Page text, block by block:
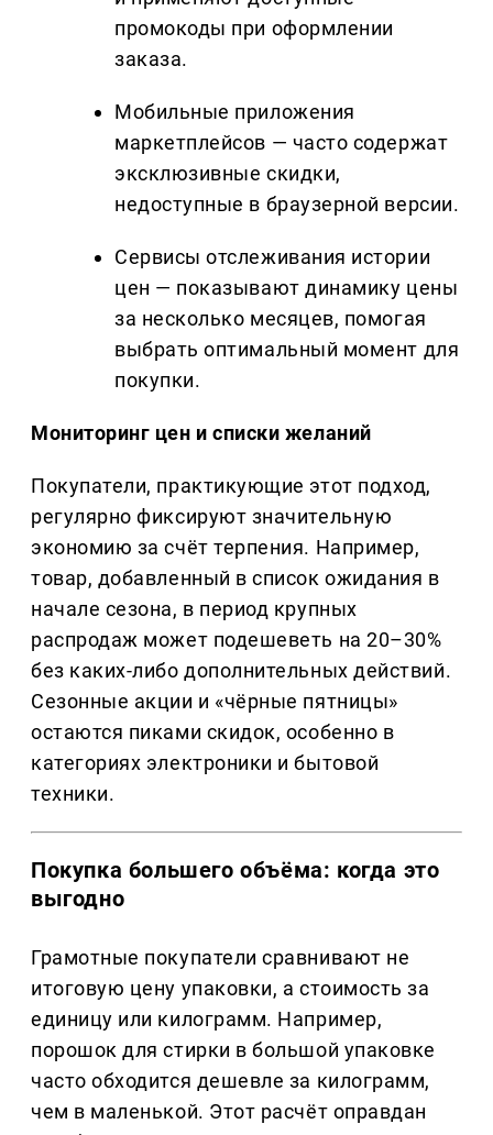
промокоды при оформлении
заказа.
Мобильные приложения
маркетплейсов — часто содержат
эксклюзивные скидки,
недоступные в браузерной версии.
Сервисы отслеживания истории
цен — показывают динамику цены
за несколько месяцев, помогая
выбрать оптимальный момент для
покупки.
Мониторинг цен и списки желаний
Покупатели, практикующие этот подход,
регулярно фиксируют значительную
экономию за счёт терпения. Например,
товар, добавленный в список ожидания в
начале сезона, в период крупных
распродаж может подешеветь на 20–30%
без каких-либо дополнительных действий.
Сезонные акции и «чёрные пятницы»
остаются пиками скидок, особенно в
категориях электроники и бытовой
техники.
Покупка большего объёма: когда это
выгодно
Грамотные покупатели сравнивают не
итоговую цену упаковки, а стоимость за
единицу или килограмм. Например,
порошок для стирки в большой упаковке
часто обходится дешевле за килограмм,
чем в маленькой. Этот расчёт оправдан